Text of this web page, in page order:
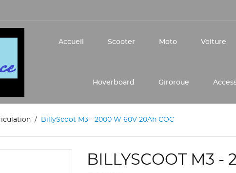
Accueil Scooter Moto Voiture
Hoverboard Giroroue
BillyScoot M3 - 2000 W 60V 20Ah COC
BILLYSCOOT M3 -